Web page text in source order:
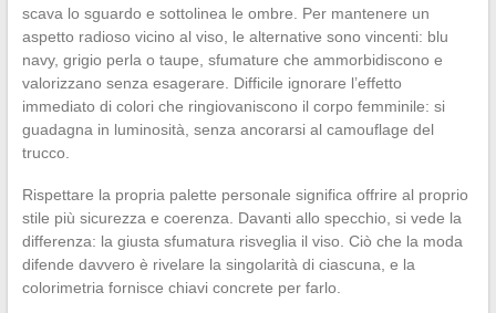
scava lo sguardo e sottolinea le ombre. Per mantenere un
aspetto radioso vicino al viso, le alternative sono vincenti: blu
navy, grigio perla o taupe, sfumature che ammorbidiscono e
valorizzano senza esagerare. Difficile ignorare l’effetto
immediato di colori che ringiovaniscono il corpo femminile: si
guadagna in luminosità, senza ancorarsi al camouflage del
trucco.
Rispettare la propria palette personale significa offrire al proprio
stile più sicurezza e coerenza. Davanti allo specchio, si vede la
differenza: la giusta sfumatura risveglia il viso. Ciò che la moda
difende davvero è rivelare la singolarità di ciascuna, e la
colorimetria fornisce chiavi concrete per farlo.